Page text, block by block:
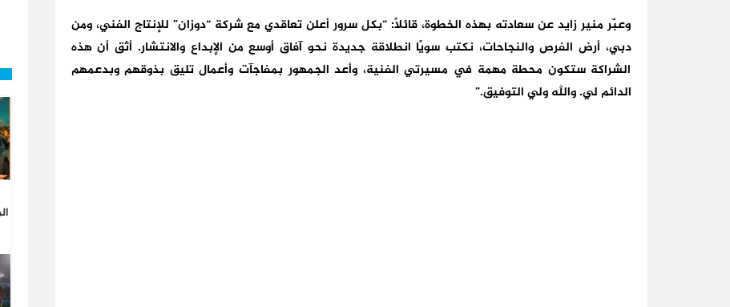
وعبّر منير زايد عن سعادته بهذه الخطوة، قائلاً: “بكل سرور أعلن تعاقدي مع شركة “دوزان” للإنتاج الفني، ومن
دبي، أرض الفرص والنجاحات، نكتب سويًا انطلاقة جديدة نحو آفاق أوسع من الإبداع والانتشار. أثق أن هذه
الشراكة ستكون محطة مهمة في مسيرتي الفنية، وأعد الجمهور بمفاجآت وأعمال تليق بذوقهم وبدعمهم
الدائم لي. والله ولي التوفيق.”